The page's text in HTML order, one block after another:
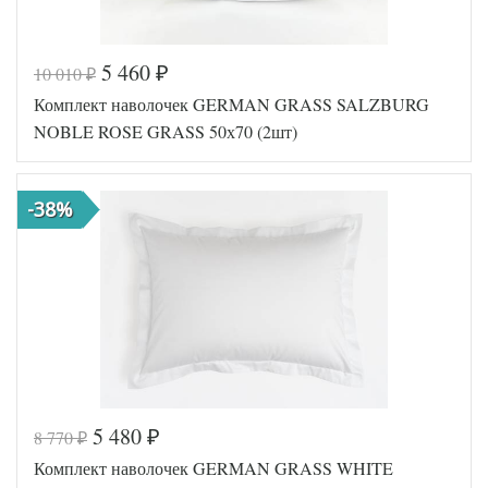
Код товара
561-670
Артикул
GG-73507
0
Ткань
Сатин
Размер
наволочек
50х70
Производитель
Grass
Код товара
561-647
Артикул
GG-63507
10 010₽ 5 460 ₽
Комплект наволочек GERMAN GRASS SALZBURG
NOBLE ROSE GRASS 50х70 (2шт)
-38%
8 770₽ 5 480 ₽
Комплект наволочек GERMAN GRASS WHITE